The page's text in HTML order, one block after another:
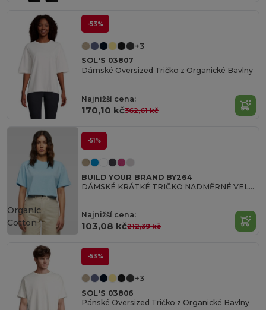
-53%
+3
SOL'S 03807
Dámské Oversized Tričko z Organické Bavlny
Najnižší cena:
170,10 kč362,61 kč
-51%
BUILD YOUR BRAND BY264
DÁMSKÉ KRÁTKÉ TRIČKO NADMĚRNÉ VELIKOSTI
Najnižší cena:
103,08 kč212,39 kč
Organic
Cotton
-53%
+3
SOL'S 03806
Pánské Oversized Tričko z Organické Bavlny